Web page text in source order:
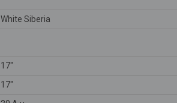
White Siberia
17"
17"